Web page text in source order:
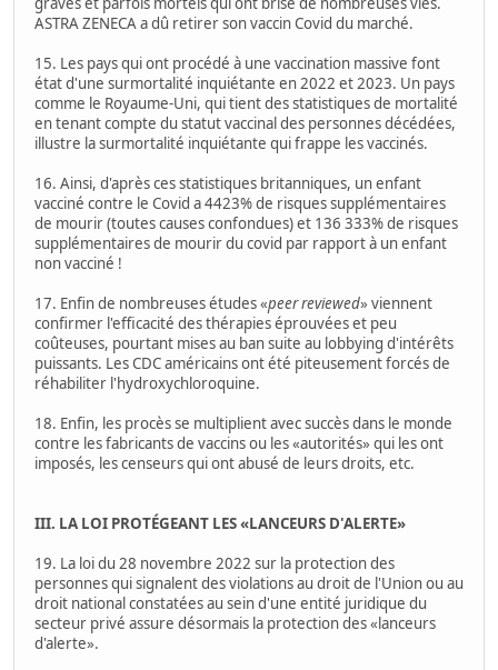
ASTRA ZENECA a dû retirer son vaccin Covid du marché.
15. Les pays qui ont procédé à une vaccination massive font
état d'une surmortalité inquiétante en 2022 et 2023. Un pays
comme le Royaume-Uni, qui tient des statistiques de mortalité
en tenant compte du statut vaccinal des personnes décédées,
illustre la surmortalité inquiétante qui frappe les vaccinés.
16. Ainsi, d'après ces statistiques britanniques, un enfant
vacciné contre le Covid a 4423% de risques supplémentaires
de mourir (toutes causes confondues) et 136 333% de risques
supplémentaires de mourir du covid par rapport à un enfant
non vacciné !
17. Enfin de nombreuses études «peer reviewed» viennent
confirmer l'efficacité des thérapies éprouvées et peu
coûteuses, pourtant mises au ban suite au lobbying d'intérêts
puissants. Les CDC américains ont été piteusement forcés de
réhabiliter l'hydroxychloroquine.
18. Enfin, les procès se multiplient avec succès dans le monde
contre les fabricants de vaccins ou les «autorités» qui les ont
imposés, les censeurs qui ont abusé de leurs droits, etc.
III. LA LOI PROTÉGEANT LES «LANCEURS D'ALERTE»
19. La loi du 28 novembre 2022 sur la protection des
personnes qui signalent des violations au droit de l'Union ou au
droit national constatées au sein d'une entité juridique du
secteur privé assure désormais la protection des «lanceurs
d'alerte».